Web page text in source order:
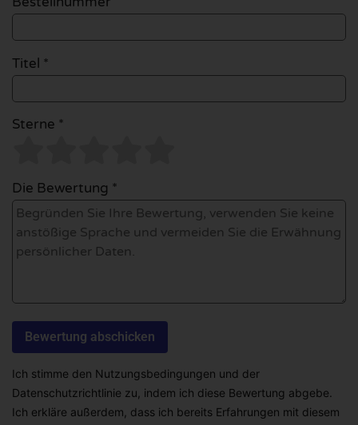
Titel *
Sterne *
Die Bewertung *
Ich stimme den Nutzungsbedingungen und der
Datenschutzrichtlinie zu, indem ich diese Bewertung abgebe.
Ich erkläre außerdem, dass ich bereits Erfahrungen mit diesem